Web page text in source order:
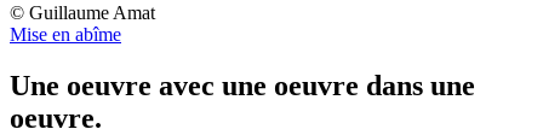
© Guillaume Amat
Mise en abîme
Une oeuvre avec une oeuvre dans une
oeuvre.